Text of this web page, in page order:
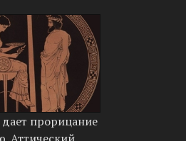
прорицание